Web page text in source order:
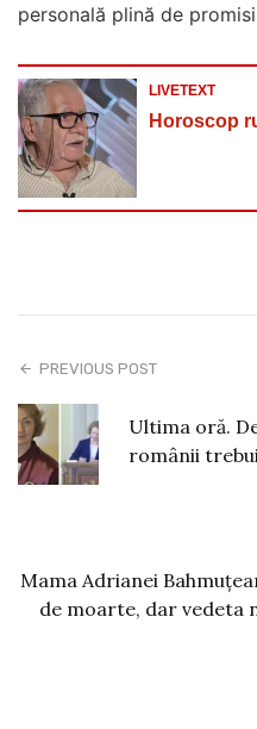
personală plină de
LIVETEXT
Horoscop
PREVIOUS POST
Ultima oră.
românii
Mama Adrianei
de moarte, dar vedeta